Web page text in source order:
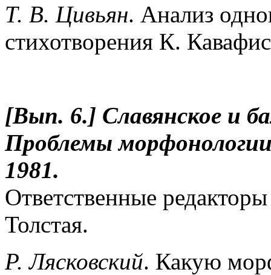
Т. В. Цивьян. Анализ
стихотворения К.
[Вып. 6.] Славянское и
Проблемы
1981.
Ответственные
Толстая.
Р. Лясковский. Какую